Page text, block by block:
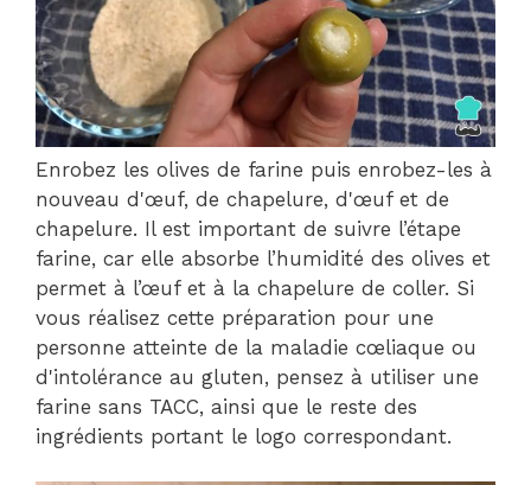
Enrobez les olives de farine puis enrobez-les à
nouveau d'œuf, de chapelure, d'œuf et de
chapelure. Il est important de suivre l’étape
farine, car elle absorbe l’humidité des olives et
permet à l’œuf et à la chapelure de coller. Si
vous réalisez cette préparation pour une
personne atteinte de la maladie cœliaque ou
d'intolérance au gluten, pensez à utiliser une
farine sans TACC, ainsi que le reste des
ingrédients portant le logo correspondant.